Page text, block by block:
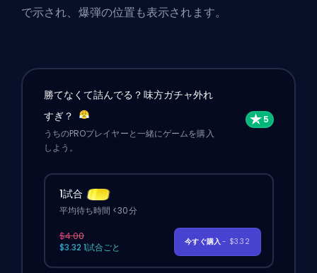
で示され、爆弾の位置も表示されます。
勝てなくて詰んでる？味方ガチャ外れ
すぎ？
うちのPROプレイヤーと一緒にゲームを購入
しよう。
1試合
平均待ち時間 <30分
$4.00
$3.32 1試合ごと
今すぐ購入- $3.32